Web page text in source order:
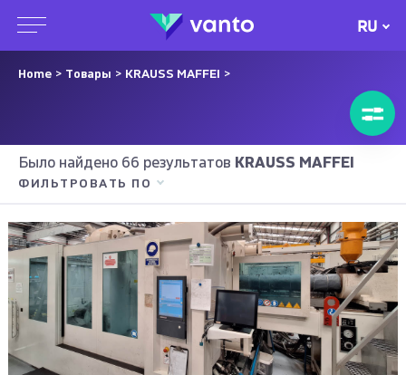
RU
Home > Товары > KRAUSS MAFFEI >
Было найдено 66 результатов KRAUSS MAFFEI
ФИЛЬТРОВАТЬ ПО